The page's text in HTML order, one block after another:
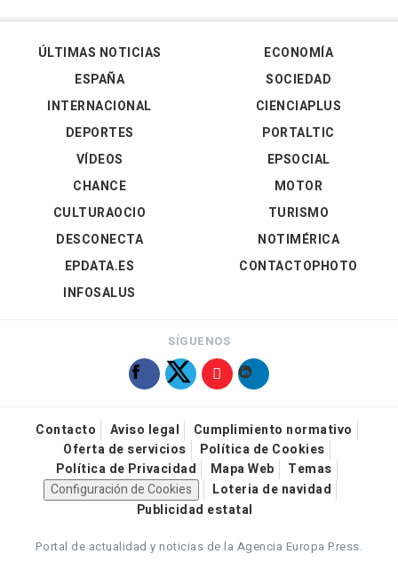
ÚLTIMAS NOTICIAS
ESPAÑA
INTERNACIONAL
DEPORTES
VÍDEOS
ECONOMÍA
SOCIEDAD
CIENCIAPLUS
PORTALTIC
EPSOCIAL
CHANCE
CULTURAOCIO
DESCONECTA
EPDATA.ES
INFOSALUS
MOTOR
TURISMO
NOTIMÉRICA
CONTACTOPHOTO
SÍGUENOS
Contacto Aviso legal
Cumplimiento normativo
Oferta de servicios
Política de Cookies
Política de Privacidad
Mapa Web
Temas
Configuración de Cookies
Loteria de navidad
Publicidad estatal
Portal de actualidad y noticias de la Agencia Europa Press.